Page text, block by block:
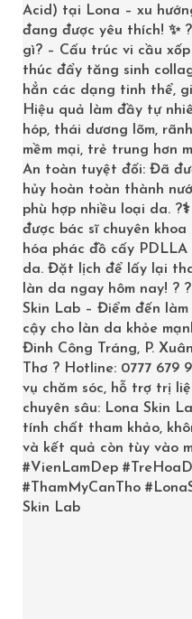
SKINCEUTICALS
>>
Acid) tại Lona – xu
đang được yêu thích! ✨
gì? – Cấu trúc vi cầu
thúc đẩy tăng sinh
hẳn các dạng tinh thể,
Hiệu quả làm đầy tự
hóp, thái dương lõm,
mềm mại, trẻ trung hơn
An toàn tuyệt đối: Đã
hủy hoàn toàn thành
phù hợp nhiều loại da.
được bác sĩ chuyên
hóa phác đồ cấy
da. Đặt lịch để lấy lại
làn da ngay hôm nay! ?
Skin Lab – Điểm đến
cậy cho làn da khỏe
Đinh Công Tráng, P.
Thơ ? Hotline: 0777 679
vụ chăm sóc, hỗ trợ trị
chuyên sâu: Lona Skin
tính chất tham khảo,
và kết quả còn tùy vào
#VienLamDep
#ThamMyCanTho
Skin Lab